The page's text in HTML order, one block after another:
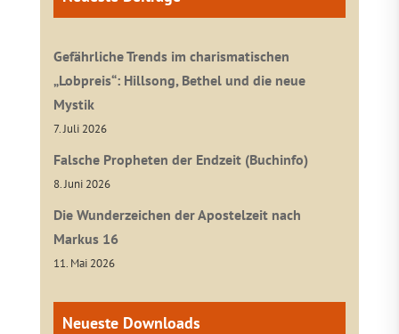
Gefährliche Trends im charismatischen
„Lobpreis“: Hillsong, Bethel und die neue
Mystik
7. Juli 2026
Falsche Propheten der Endzeit (Buchinfo)
8. Juni 2026
Die Wunderzeichen der Apostelzeit nach
Markus 16
11. Mai 2026
Neueste Downloads